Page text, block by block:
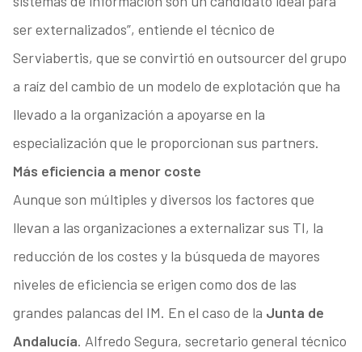
ser externalizados”, entiende el técnico de
Serviabertis, que se convirtió en outsourcer del grupo
a raíz del cambio de un modelo de explotación que ha
llevado a la organización a apoyarse en la
especialización que le proporcionan sus partners.
Más eficiencia a menor coste
Aunque son múltiples y diversos los factores que
llevan a las organizaciones a externalizar sus TI, la
reducción de los costes y la búsqueda de mayores
niveles de eficiencia se erigen como dos de las
grandes palancas del IM. En el caso de la Junta de
Andalucía. Alfredo Segura, secretario general técnico